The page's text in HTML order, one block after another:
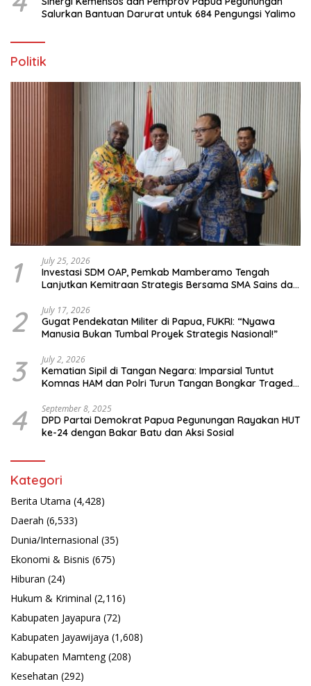
Salurkan Bantuan Darurat untuk 684 Pengungsi Yalimo
Politik
1 July 25, 2026
Investasi SDM OAP, Pemkab Mamberamo Tengah
Lanjutkan Kemitraan Strategis Bersama SMA Sains dan
2 July 17, 2026
Gugat Pendekatan Militer di Papua, FUKRI: “Nyawa
Manusia Bukan Tumbal Proyek Strategis Nasional!”
3 July 2, 2026
Kematian Sipil di Tangan Negara: Imparsial Tuntut
Komnas HAM dan Polri Turun Tangan Bongkar Tragedi
4 September 8, 2025
DPD Partai Demokrat Papua Pegunungan Rayakan HUT
ke-24 dengan Bakar Batu dan Aksi Sosial
Kategori
Berita Utama (4,428)
Daerah (6,533)
Dunia/Internasional (35)
Ekonomi & Bisnis (675)
Hiburan (24)
Hukum & Kriminal (2,116)
Kabupaten Jayapura (72)
Kabupaten Jayawijaya (1,608)
Kabupaten Mamteng(208)
Kesehatan (292)